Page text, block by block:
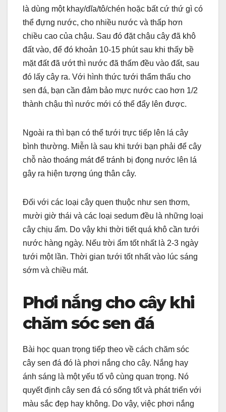
là dùng một khay/dĩa/tô/chén hoặc bất cứ thứ gì có
thể đựng nước, cho nhiều nước và thấp hơn
chiều cao của chậu. Sau đó đặt chậu cây đã khô
đất vào, để đó khoản 10-15 phút sau khi thấy bề
mặt đất đã ướt thì nước đã thấm đều vào đất, sau
đó lấy cây ra. Với hình thức tưới thẩm thấu cho
sen đá, bạn cần đảm bảo mực nước cao hơn 1/2
thành chậu thì nước mới có thể đẩy lên được.
Ngoài ra thì bạn có thể tưới trực tiếp lên lá cây
bình thường. Miễn là sau khi tưới bạn phải để cây
chỗ nào thoáng mát để tránh bị đọng nước lên lá
gây ra hiện tượng úng thân cây.
Đối với các loại cây quen thuộc như sen thơm,
mười giờ thái và các loại sedum đều là những loại
cây chịu ẩm. Do vậy khi thời tiết quá khô cần tưới
nước hàng ngày. Nếu trời ẩm tốt nhất là 2-3 ngày
tưới một lần. Thời gian tưới tốt nhất vào lúc sáng
sớm và chiều mát.
Phơi nắng cho cây khi
chăm sócsen đá
Bài học quan trọng tiếp theo về cách chăm sóc
cây sen đá đó là phơi nắng cho cây. Nắng hay
ánh sáng là một yếu tố vô cùng quan trọng. Nó
quyết định cây sen đá có sống tốt và phát triển với
màu sắc đẹp hay không. Do vậy, việc phơi nắng